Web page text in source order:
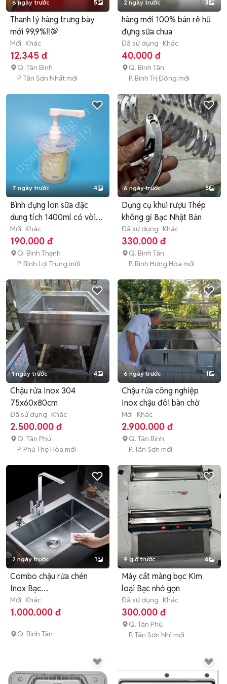
6 ngày trước 5
Thanh lý hàng trưng bày
mới 99,9%‼️💯
Mới Khác
12.345 đ
Q. Tân Bình
P. Tân Sơn Nhất mới
2 ngày trước 3
hàng mới 100% bán rẻ hũ
đựng sữa chua
Đã sử dụng Khác
40.000 đ
Q. Bình Tân
P. Bình Trị Đông mới
7 ngày trước 4
Bình đựng lon sữa đặc
dung tích 1400ml có vòi
bơm
Mới Khác
190.000 đ
Q. Bình Thạnh
P. Bình Lợi Trung mới
6 ngày trước 5
Dụng cụ khui rượu Thép
không gỉ Bạc Nhật Bản
Đã sử dụng Khác
330.000 đ
Q. Bình Tân
P. Bình Hưng Hòa mới
1 ngày trước 4
Chậu rửa Inox 304
75x60x80cm
Đã sử dụng Khác
2.500.000 đ
Q. Tân Phú
P. Phú Thọ Hòa mới
6 ngày trước 1
Chậu rửa công nghiệp
Inox chậu đôi bàn chờ
Mới Khác
2.900.000 đ
Q. Tân Bình
P. Tân Sơn mới
2 ngày trước 1
Combo chậu rửa chén
Inox Bạc
600x450x215mm
Mới Khác
1.000.000 đ
Q. Bình Tân
9 giờ trước 6
Máy cắt màng bọc Kim
loại Bạc nhỏ gọn
Đã sử dụng Khác
300.000 đ
Q. Tân Phú
P. Tân Sơn Nhì mới